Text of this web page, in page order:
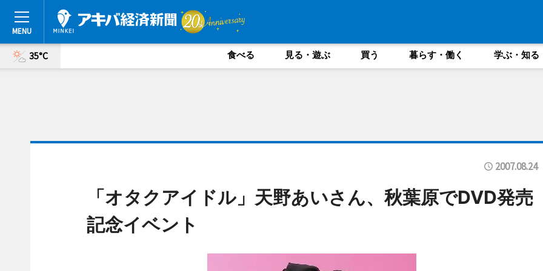
35°C 食べる 見る・遊ぶ 買う 暮らす・働く 学ぶ・知る
2007.08.24
「オタクアイドル」天野あいさん、秋葉原でDVD発売
記念イベント